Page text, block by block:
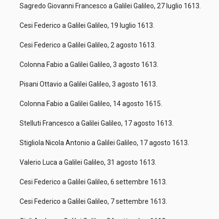
Sagredo Giovanni Francesco a Galilei Galileo, 27 luglio 1613.
Cesi Federico a Galilei Galileo, 19 luglio 1613.
Cesi Federico a Galilei Galileo, 2 agosto 1613.
Colonna Fabio a Galilei Galileo, 3 agosto 1613.
Pisani Ottavio a Galilei Galileo, 3 agosto 1613.
Colonna Fabio a Galilei Galileo, 14 agosto 1615.
Stelluti Francesco a Galilei Galileo, 17 agosto 1613.
Stigliola Nicola Antonio a Galilei Galileo, 17 agosto 1613.
Valerio Luca a Galilei Galileo, 31 agosto 1613.
Cesi Federico a Galilei Galileo, 6 settembre 1613.
Cesi Federico a Galilei Galileo, 7 settembre 1613.